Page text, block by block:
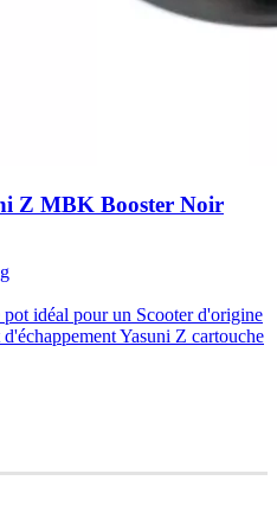
Z MBK Booster Noir
idéal pour un Scooter d'origine
Yasuni Z cartouche